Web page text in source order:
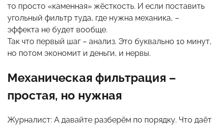
то просто «каменная» жёсткость. И если поставить
угольный фильтр туда, где нужна механика, –
эффекта не будет вообще.
Так что первый шаг – анализ. Это буквально 10 минут,
но потом экономит и деньги, и нервы.
Механическая фильтрация –
простая, но нужная
Журналист: А давайте разберём по порядку. Что даёт